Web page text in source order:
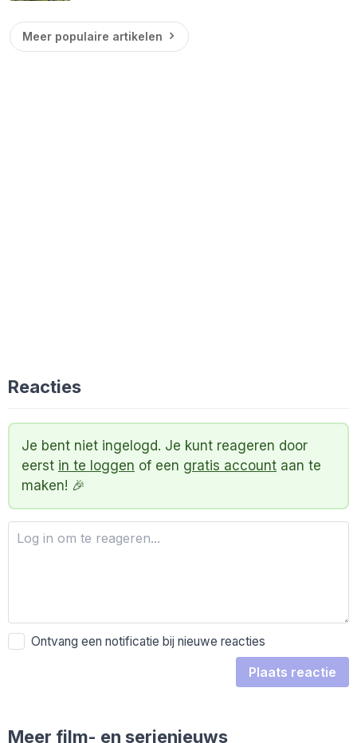
Meer populaire artikelen
Reacties
Je bent niet ingelogd. Je kunt reageren door
eerst in te loggen of een gratis account aan te
maken! 🎉
Ontvang een notificatie bij nieuwe reacties
Plaats reactie
Meer film- en serienieuws